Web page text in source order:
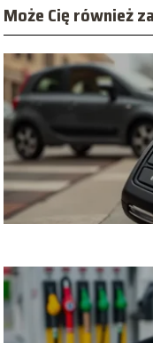
Może Cię również